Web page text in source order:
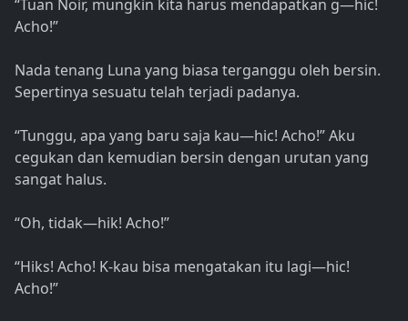
“Tuan Noir, mungkin kita harus mendapatkan g—hic!
Acho!”
Nada tenang Luna yang biasa terganggu oleh bersin.
Sepertinya sesuatu telah terjadi padanya.
“Tunggu, apa yang baru saja kau—hic! Acho!” Aku
cegukan dan kemudian bersin dengan urutan yang
sangat halus.
“Oh, tidak—hik! Acho!”
“Hiks! Acho! K-kau bisa mengatakan itu lagi—hic!
Acho!”